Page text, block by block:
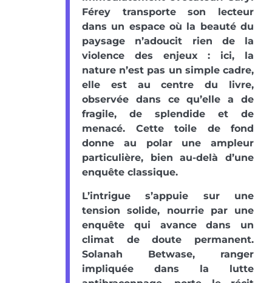
Férey transporte son lecteur
dans un espace où la beauté du
paysage n’adoucit rien de la
violence des enjeux : ici, la
nature n’est pas un simple cadre,
elle est au centre du livre,
observée dans ce qu’elle a de
fragile, de splendide et de
menacé. Cette toile de fond
donne au polar une ampleur
particulière, bien au-delà d’une
enquête classique.
L’intrigue s’appuie sur une
tension solide, nourrie par une
enquête qui avance dans un
climat de doute permanent.
Solanah Betwase, ranger
impliquée dans la lutte